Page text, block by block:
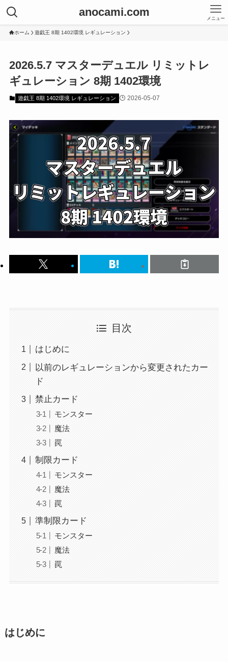
anocami.com メニュー
ホーム 遊戯王 8期 1402環境 レギュレーション
2026.5.7 マスターデュエル リミットレ
ギュレーション 8期 1402環境
遊戯王 8期 1402環境 レギュレーション 2026-05-07
目次
はじめに
以前のレギュレーションから変更されたカー
ド
禁止カード
モンスター
魔法
罠
制限カード
モンスター
魔法
罠
準制限カード
モンスター
魔法
罠
はじめに